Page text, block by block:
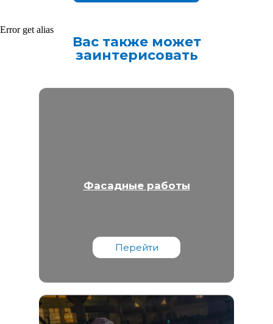
Error get alias
Вас также может
заинтерисовать
Фасадные работы
Перейти